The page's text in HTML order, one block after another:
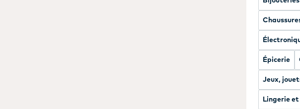
Épicerie
Jeux,
Lingerie